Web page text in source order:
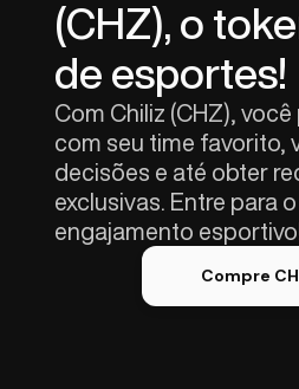
(CHZ), o
de esportes!
Com Chiliz (CHZ),
com seu time favorito,
decisões e até obter
exclusivas. Entre para
engajamento
Compre